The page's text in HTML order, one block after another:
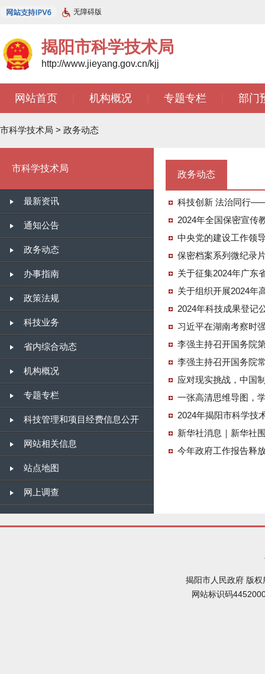
无障碍版
揭阳市科学技术局
http://www.jieyang.gov.cn/kjj
网站首页 机构概况 专题专栏 部门
市科学技术局 > 政务动态
市科学技术局
最新资讯
通知公告
政务动态
办事指南
政策法规
科技业务
省内综合动态
机构概况
专题专栏
科技管理和项目经费信息公开
网站相关信息
站点地图
网上调查
政务动态
科技创新 法治同行
2024年全国保密宣传
中央党的建设工作领
保密档案系列微纪录
关于征集2024年广东
关于组织开展2024年
2024年科技成果登记
习近平在湖南考察时
李强主持召开国务院
李强主持召开国务院
应对现实挑战，中国
一张高清思维导图，
2024年揭阳市科学技
新华社消息｜新华社
今年政府工作报告释
揭阳市人民政府 版
网站标识码